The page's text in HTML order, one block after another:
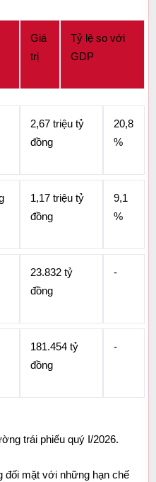
Giá
trị
Tỷ lệ so với
GDP
2,67 triệu tỷ
đồng
20,8
%
1,17 triệu tỷ
đồng
9,1
%
23.832 tỷ
đồng
-
181.454 tỷ
đồng
-
trái phiếu quý I/2026.
đối mặt với những hạn chế